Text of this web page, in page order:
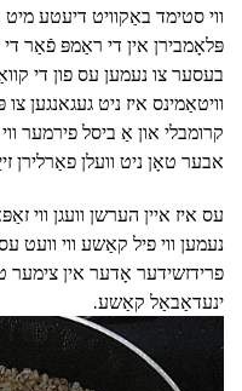
ווי סטימד באַקוויט דיעטע
פּלאָמבירן אין די ראַמפּ פֿאַר
בעסער צו נעמען עס פון די
וויטאַמינס איז ניט געגאנגען
קרומבלי און אַ ביסל פירמער
אבער טאָן ניט וועלן פאַרלירן
עס איז איין הערשן וועגן ווי
נעמען ווי פיל קאַשע ווי
פרידזשידער אָדער אין צימער
ינעדאַבאַל קאַשע.